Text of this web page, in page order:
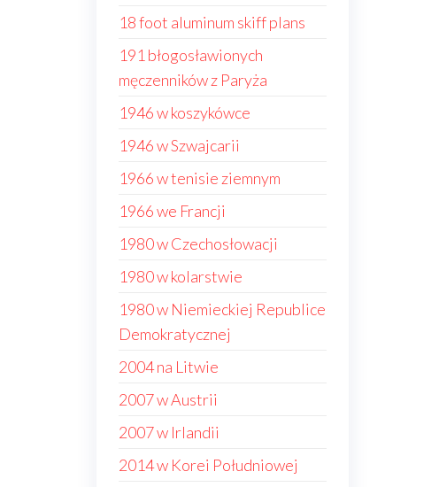
18 foot aluminum skiff plans
191 błogosławionych
męczenników z Paryża
1946 w koszykówce
1946 w Szwajcarii
1966 w tenisie ziemnym
1966 we Francji
1980 w Czechosłowacji
1980 w kolarstwie
1980 w Niemieckiej Republice
Demokratycznej
2004 na Litwie
2007 w Austrii
2007 w Irlandii
2014 w Korei Południowej